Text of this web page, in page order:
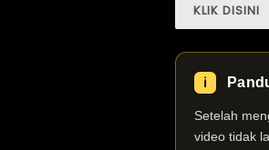
KLIK DISINI
ℹ️
Setelah
video tidak